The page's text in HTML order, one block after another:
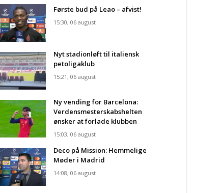
Første bud på Leao – afvist!
15:30, 06 august
Nyt stadionløft til italiensk
petoligaklub
15:21, 06 august
Ny vending for Barcelona:
Verdensmesterskabshelten
ønsker at forlade klubben
15:03, 06 august
Deco på Mission: Hemmelige
Møder i Madrid
14:08, 06 august